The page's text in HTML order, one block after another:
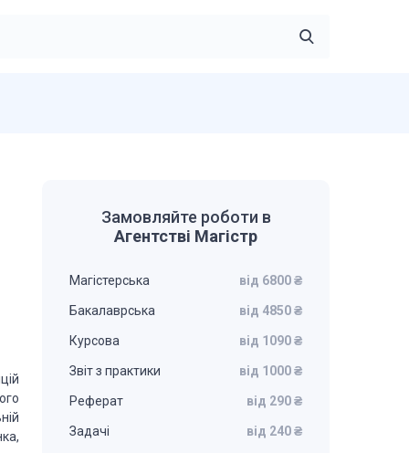
Замовляйте роботи в
Агентстві Магістр
Магістерська від 6800 ₴
Бакалаврська від 4850 ₴
Курсова від 1090 ₴
Звіт з практики від 1000 ₴
Реферат від 290 ₴
Задачі від 240 ₴